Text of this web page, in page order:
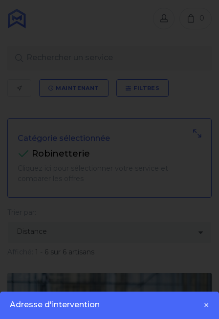
Adresse d'intervention ×
0
MAINTENANT FILTRES
Catégorie sélectionnée
Robinetterie
1 - 6 sur 6 artisans